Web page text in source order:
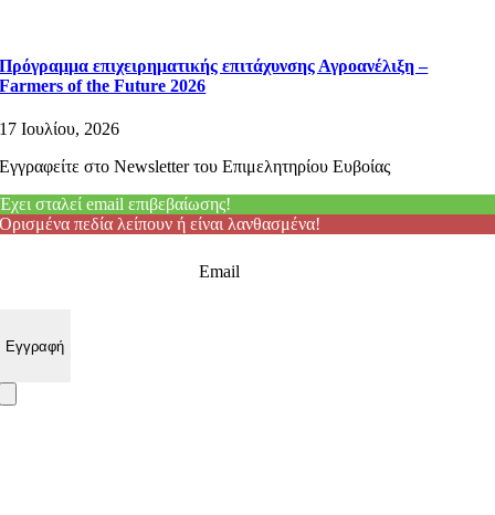
Πρόγραμμα επιχειρηματικής επιτάχυνσης Αγροανέλιξη –
Farmers of the Future 2026
17 Ιουλίου, 2026
Εγγραφείτε στο Newsletter του Επιμελητηρίου Ευβοίας
Έχει σταλεί email επιβεβαίωσης!
Ορισμένα πεδία λείπουν ή είναι λανθασμένα!
Email